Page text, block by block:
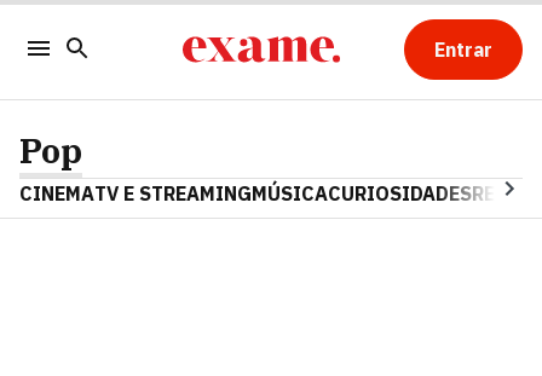
Entrar
Pop
CINEMATV E STREAMINGMÚSICACURIOSIDADES